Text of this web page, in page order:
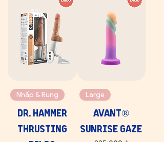
Nhấp & Rung
Dr. Hammer
Thrusting
Large
Avant®
Sunrise Gaze